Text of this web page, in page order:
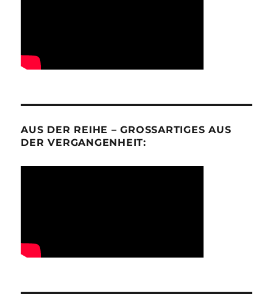
AUS DER REIHE – GROSSARTIGES AUS D
ER VERGANGENHEIT: